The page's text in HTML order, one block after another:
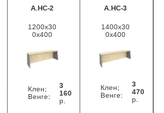
А.НС-2
1200x30
0x400
Клен;
Венге:
3
160
р.
А.НС-3
1400x30
0x400
Клен;
Венге:
3
470
р.